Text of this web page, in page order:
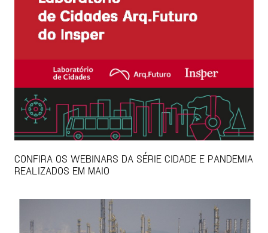
CONFIRA OS WEBINARS DA SÉRIE CIDADE E PANDEMIA
REALIZADOS EM MAIO